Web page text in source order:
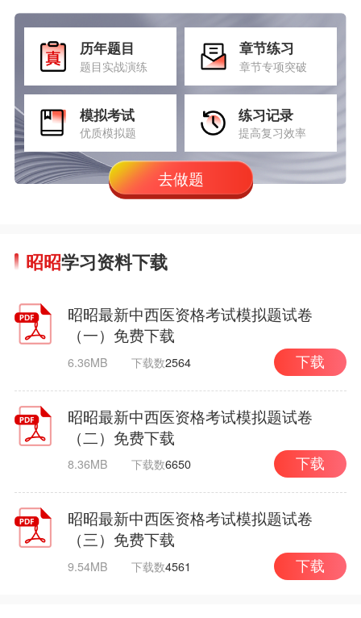
历年题目
题目实战演练
章节练习
章节专项突破
模拟考试
优质模拟题
练习记录
提高复习效率
去做题
昭昭学习资料下载
昭昭最新中西医资格考试模拟题试卷
（一）免费下载
6.36MB 下载数2564 下载
昭昭最新中西医资格考试模拟题试卷
（二）免费下载
8.36MB 下载数6650 下载
昭昭最新中西医资格考试模拟题试卷
（三）免费下载
9.54MB 下载数4561 下载